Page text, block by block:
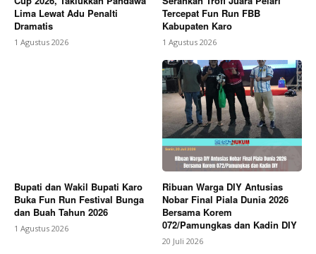
Lima Lewat Adu Penalti
Dramatis
1 Agustus 2026
Tercepat Fun Run FBB
Kabupaten Karo
1 Agustus 2026
Bupati dan Wakil Bupati Karo
Buka Fun Run Festival Bunga
dan Buah Tahun 2026
1 Agustus 2026
Ribuan Warga DIY Antusias
Nobar Final Piala Dunia 2026
Bersama Korem
072/Pamungkas dan Kadin DIY
20 Juli 2026